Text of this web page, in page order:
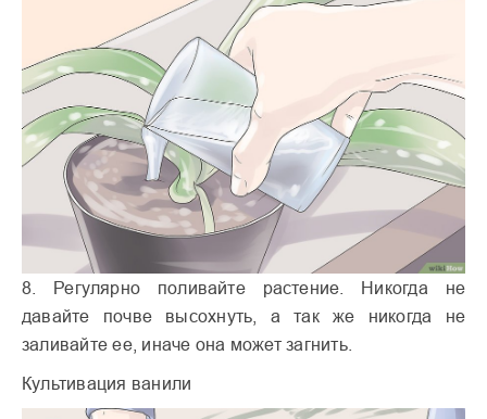
8. Регулярно поливайте растение. Никогда не
давайте почве высохнуть, а так же никогда не
заливайте ее, иначе она может загнить.
Культивация ванили